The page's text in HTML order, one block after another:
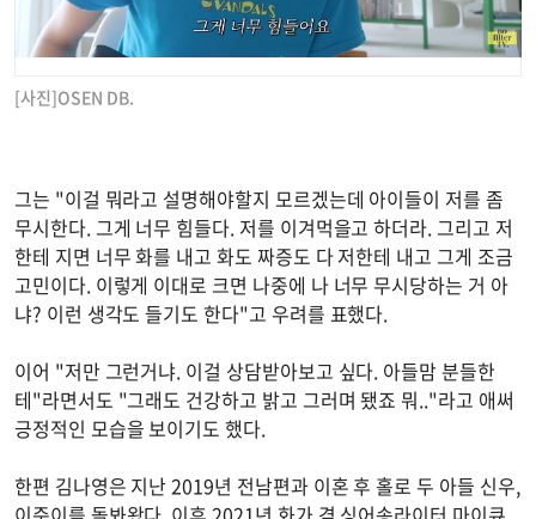
[사진]OSEN DB.
그는 "이걸 뭐라고 설명해야할지 모르겠는데 아이들이 저를 좀
무시한다. 그게 너무 힘들다. 저를 이겨먹을고 하더라. 그리고 저
한테 지면 너무 화를 내고 화도 짜증도 다 저한테 내고 그게 조금
고민이다. 이렇게 이대로 크면 나중에 나 너무 무시당하는 거 아
냐? 이런 생각도 들기도 한다"고 우려를 표했다.
이어 "저만 그런거냐. 이걸 상담받아보고 싶다. 아들맘 분들한
테"라면서도 "그래도 건강하고 밝고 그러며 됐죠 뭐.."라고 애써
긍정적인 모습을 보이기도 했다.
한편 김나영은 지난 2019년 전남편과 이혼 후 홀로 두 아들 신우,